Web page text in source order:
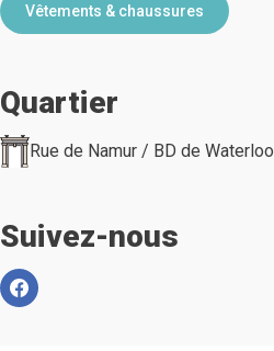
Vêtements & chaussures
Quartier
Rue de Namur / BD de Waterloo
Suivez-nous